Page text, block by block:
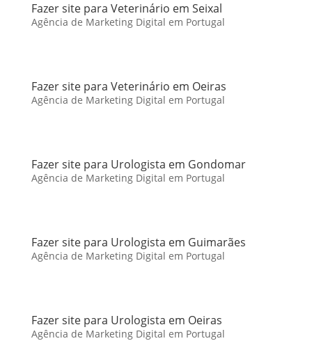
Fazer site para Veterinário em Seixal
Agência de Marketing Digital em Portugal
Fazer site para Veterinário em Oeiras
Agência de Marketing Digital em Portugal
Fazer site para Urologista em Gondomar
Agência de Marketing Digital em Portugal
Fazer site para Urologista em Guimarães
Agência de Marketing Digital em Portugal
Fazer site para Urologista em Oeiras
Agência de Marketing Digital em Portugal